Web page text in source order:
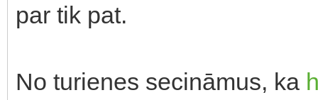
par tik pat.
No turienes secināmus, ka